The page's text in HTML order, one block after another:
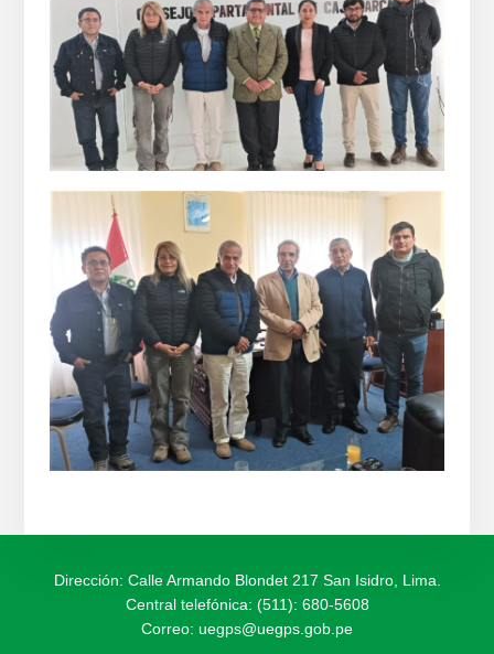
Dirección: Calle Armando Blondet 217 San Isidro, Lima.
Central telefónica: (511): 680-5608
Correo: uegps@uegps.gob.pe